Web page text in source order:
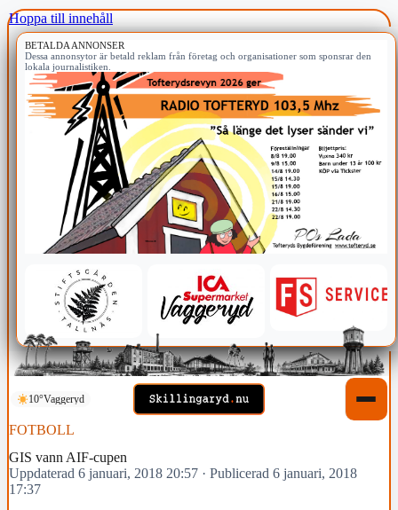
Hoppa till innehåll
BETALDA ANNONSER
Dessa annonsytor är betald reklam från företag och organisationer som sponsrar den
lokala journalistiken.
10°Vaggeryd
FOTBOLL
GIS vann AIF-cupen
Uppdaterad 6 januari, 2018 20:57 · Publicerad 6 januari, 2018
17:37